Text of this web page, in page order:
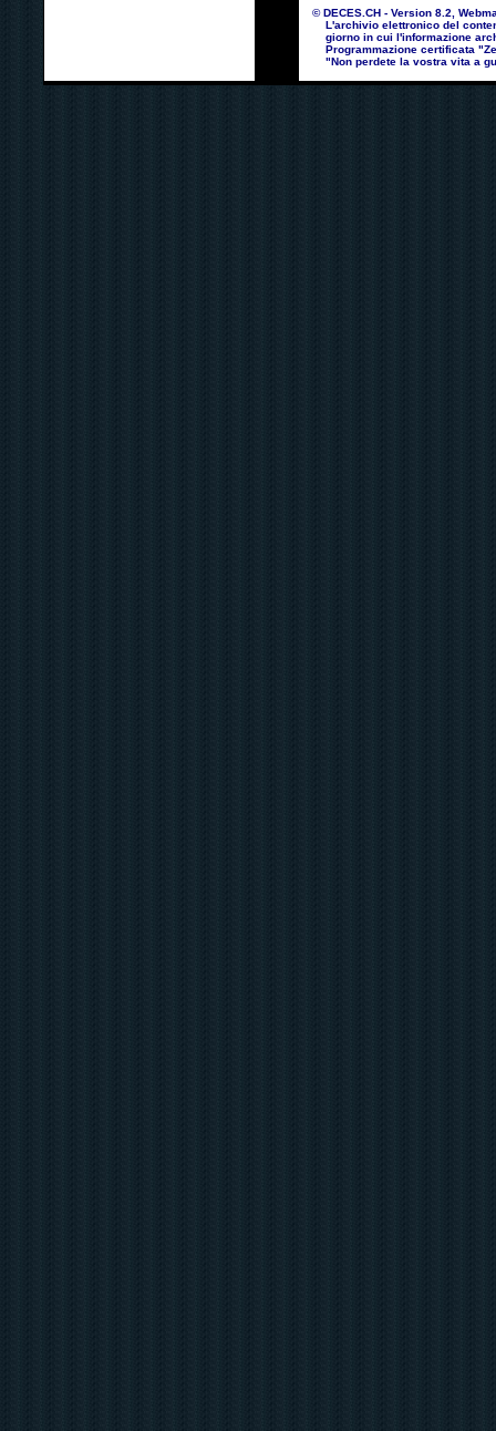
© DECES.CH - Version 8.2,
L'archivio elettronico del
giorno in cui l'informazione
Programmazione certificata
"Non perdete la vostra vita a